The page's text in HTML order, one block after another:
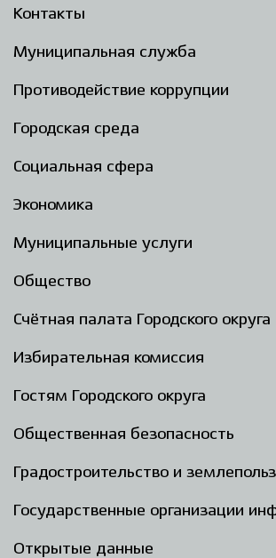
Контакты
Муниципальная служба
Противодействие коррупции
Городская среда
Социальная сфера
Экономика
Муниципальные услуги
Общество
Счётная палата Городского округа
Избирательная комиссия
Гостям Городского округа
Общественная безопасность
Градостроительство и
Государственные организации
Открытые данные